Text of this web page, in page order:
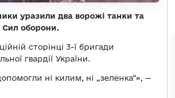
уразили два ворожі танки та
Сил оборони.
сторінці 3-ї бригади
гвардії України.
ні килим, ні „зеленка“», —